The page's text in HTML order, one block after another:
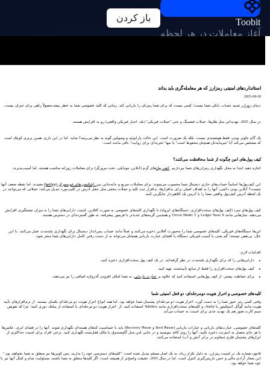
Toobit
آغاز معاملات در هر لحظه
باز کردن
استانداردهای امنیتی رمزارز که هر معامله‌گری باید بداند
2025-09-18
دنیای رمزارز شبیه حساب بانکی شما نیست؛ کسی نیست که برای شما رمزتان را بازیابی کند. زمانی که کلید خصوصی شما به خطر بیفتد،معمولاً راهی برای جبران نیست.
در سال 2025، تهدیداتی مثل هکرها، حملات فیشینگ و حتی "حملات فیزیکی" (بله، اجبار فیزیکی واقعی) رو به افزایش هستند.
یک گام جلوتر بودن، فقط هوشمندی نیست، بلکه یک ضرورت است. این حالت پارانوئید و وسواس گونه به نظر می‌رسد؟ شاید. اما در این بازی، همین برتری کوچک است
که مشخص می‌کند آیا "سرمایه‌تان همچنان محفوظ است" یا تنها "تجربه‌ای برای روایت" باقی مانده است.
کیف پول‌های امن چگونه از شما محافظت می‌کنند؟
اجازه دهید ابتدا به محل نگهداری رمزارزهای شما بپردازیم. کیف پول‌ های گرم (آنلاین، موبایلی، تحت مرورگر) برای معاملات روزانه مناسب هستند، اما آسیب‌پذیرند.
این کیف‌پول‌ها اساساً حساب‌های جاری دیجیتال شما محسوب می‌شوند: برای معاملات سریع و جابه‌جایی بین اپلیکیشن‌های غیرمتمرکز (dAppها)
مفیدند. اما نقطه ضعف آنها
چیست؟ آنلاین بودن دائمی، آنها را به اهداف اصلی برای بدافزارها، بدافزار ثبت کلید و حملات مخفی مثل جعل آدرس در کلیپ‌بورد تبدیل می‌کند؛ حملاتی که می‌توانند در
یک لحظه آدرس کیف‌پول واقعی شما را با آدرس یک کلاهبردار جایگزین کنند.
کیف پول‌های سرد (کیف پول‌های سخت‌افزاری، دستگاه‌های ایزوله) با نگهداری کلیدهای خصوصی به صورت آفلاین، امنیت دارایی‌های شما را به میزان چشمگیری افزایش
می‌دهند. مدل‌هایی مانند Ledger Nano X و Trezor Model T و همچنین گزینه‌های جدیدتر با فریمور پیشرفته، به طور گسترده‌ای در دسترس هستند.
این‌ها دستگاه‌های فیزیکی، کلیدهای خصوصی شما را به‌صورت آفلاین ذخیره می‌کنند و عملاً مانند حساب پس‌انداز دیجیتال برای نگهداری بلندمدت عمل می‌کنند. با این
حال، بی‌نقص نیستند؛ گم شدن یا آسیب فیزیکی دستگاه یا افشای عبارت بازیابی همچنان می‌تواند به از دست رفتن کامل دارایی‌های شما منجر شود.
اقدامات لازم:
دارایی‌هایی را که برای نگهداری بلندمدت در نظر گرفته‌اید، در یک کیف پول سخت‌افزاری ذخیره کنید.
کیف پول‌های سخت‌افزاری را فقط از منابع تأییدشده، تهیه کنید.
برای حفاظت بیشتر، از کیف پول‌هایی استفاده کنید که علاوه بر عبارت بازیابی، به شما امکان افزودن گذرواژه اضافی را نیز می‌دهند.
کلیدهای خصوصی و احراز هویت دومرحله‌ای: دو قفل امنیتی شما
وقتی کسی رمز عبور شما را به دست آورد، احراز هویت دو مرحله‌ای پشتیبان شما خواهد بود. اما همه انواع احراز هویت دو مرحله‌ای یکسان نیستند. از نرم‌افزارهای تأیید
هویت مانند گوگل اتنتیکیتور یا Authy، و کلیدهای سخت‌افزاری مانند YubiKey استفاده کنید. از احراز هویت دو مرحله‌ای با استفاده از پیامک دوری کنید؛ چرا که تعویض
سیم کارت هنوز هم یک تهدید جدی برای امنیت به حساب می‌آید.
کلیدهای خصوصی، عبارت‌های بازیابی و عبارات بازیابی (Seed Phrase و Recovery Phrase) باید با حساسیت کدهای هسته‌ای نگهداری شوند. آنها را در فضای ابری، عکس‌ها
یا هر جای متصل به اینترنت ذخیره نکنید. آنها را روی کاغذ بنویسید و در جایی امن مثل گاوصندوق یا مکان قفل‌شده نگهداری کنید. برخی افراد برای امنیت حداکثری از
ابزارهای پشتیبان فلزی (مقاوم در برابر آتش و آب) استفاده می‌کنند.
قانون شماره یک در امنیت رمزارز، به دلیل تکرار زیاد، به یک اصل مسلم تبدیل شده است: "کلیدهای دسترسی خود را ندارید، پس کوین‌ها نیز متعلق به شما نخواهند بود."
این شعار آزادی مالی و حس بازپس‌گیری کنترل است. اما در سال 2025، حقیقت واضح‌تر از همیشه است: اگر کلیدها متعلق به شما باشند، مسئولیت تمام و کمال آنها نیز با
خود شما خواهد بود.